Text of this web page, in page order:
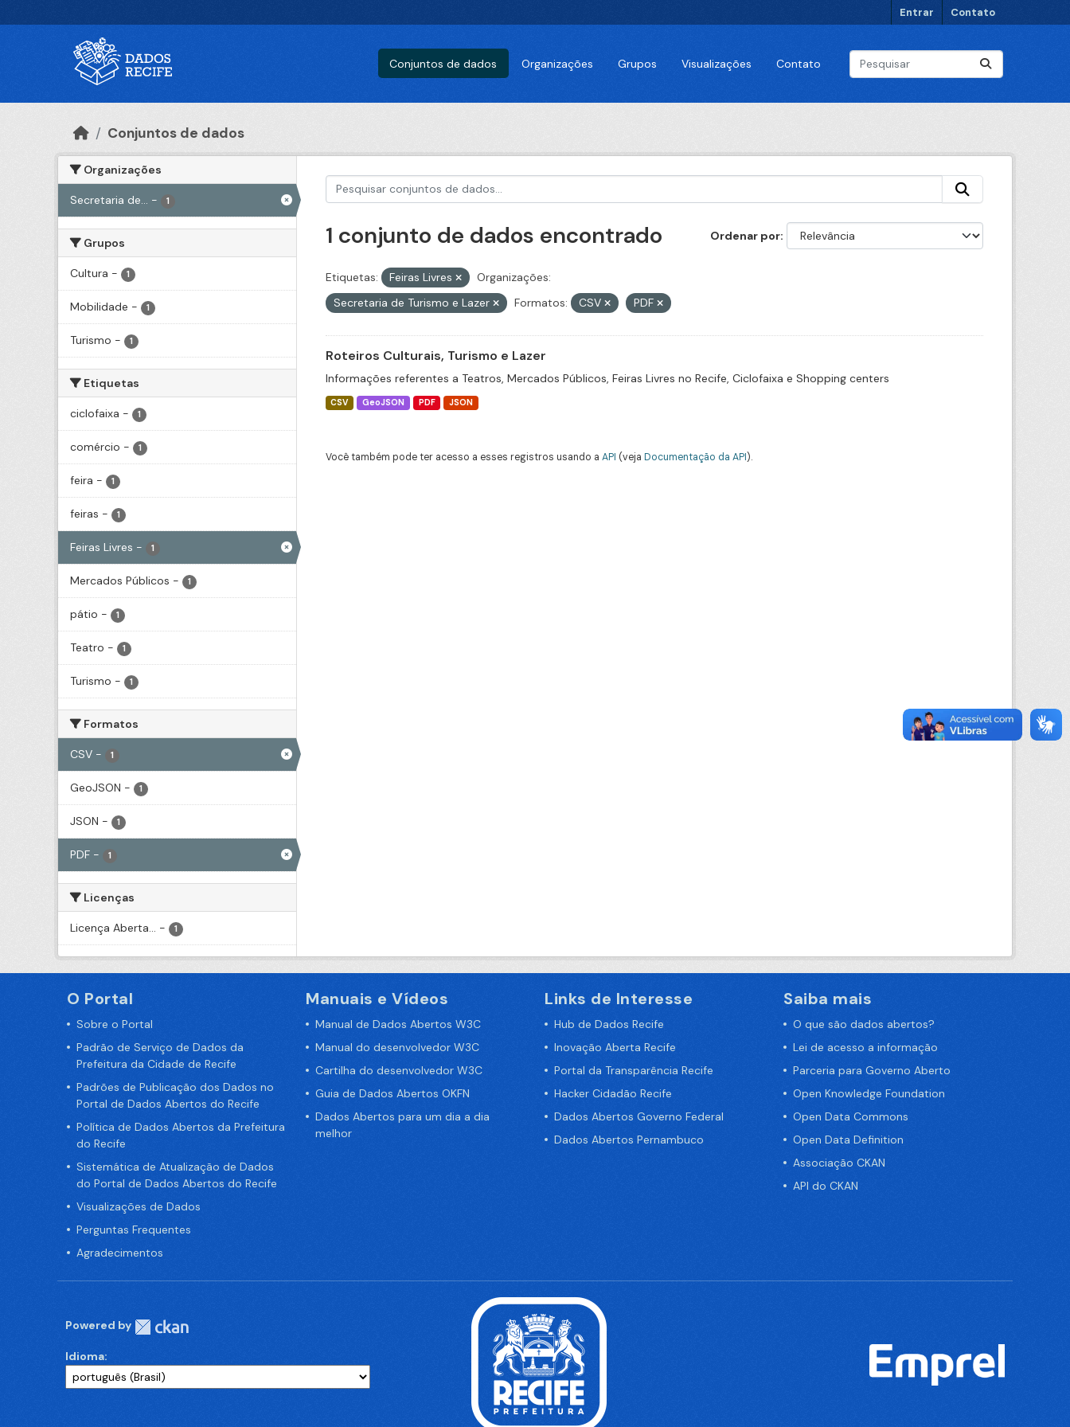
Entrar Contato
Conjuntos de dados Organizações Grupos Visualizações Contato
Conjuntos de dados
Organizações
Secretaria de... - 1
Grupos
Cultura - 1
Mobilidade - 1
Turismo - 1
Etiquetas
ciclofaixa - 1
comércio - 1
feira - 1
feiras - 1
Feiras Livres - 1
Mercados Públicos - 1
pátio - 1
Teatro - 1
Turismo - 1
Formatos
CSV - 1
GeoJSON - 1
JSON - 1
PDF - 1
Licenças
Licença Aberta... - 1
Ordenar por
1 conjunto de dados encontrado
Etiquetas: Feiras Livres
Organizações:
Secretaria de Turismo e Lazer
Formatos: CSV PDF
Roteiros Culturais, Turismo e Lazer
Informações referentes a Teatros, Mercados Públicos, Feiras Livres no Recife, Ciclofaixa e Shopping centers
CSV GeoJSON PDF JSON
Você também pode ter acesso a esses registros usando a API (veja Documentação da API).
O Portal
Sobre o Portal
Padrão de Serviço de Dados da
Prefeitura da Cidade de Recife
Padrões de Publicação dos Dados no
Portal de Dados Abertos do Recife
Política de Dados Abertos da Prefeitura
do Recife
Sistemática de Atualização de Dados
do Portal de Dados Abertos do Recife
Visualizações de Dados
Perguntas Frequentes
Agradecimentos
Manuais e Vídeos
Manual de Dados Abertos W3C
Manual do desenvolvedor W3C
Cartilha do desenvolvedor W3C
Guia de Dados Abertos OKFN
Dados Abertos para um dia a dia
melhor
Links de Interesse
Hub de Dados Recife
Inovação Aberta Recife
Portal da Transparência Recife
Hacker Cidadão Recife
Dados Abertos Governo Federal
Dados Abertos Pernambuco
Saiba mais
O que são dados abertos?
Lei de acesso a informação
Parceria para Governo Aberto
Open Knowledge Foundation
Open Data Commons
Open Data Definition
Associação CKAN
API do CKAN
Powered by
Idioma